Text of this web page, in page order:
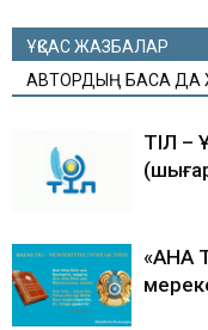
ҰҚСАС ЖАЗБАЛАР
АВТОРДЫҢ БАСҚА
ТІЛ –
«АНА